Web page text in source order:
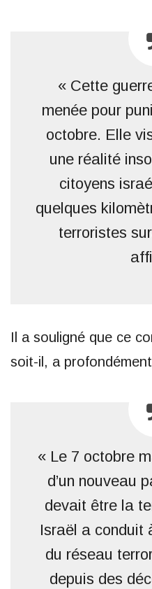
« Cette
menée pour
octobre. Elle
une réalité
citoyens
quelques
terroristes
Il a souligné que ce
soit-il, a
« Le 7 octobre
d’un nouveau
devait être la
Israël a conduit
du réseau
depuis des